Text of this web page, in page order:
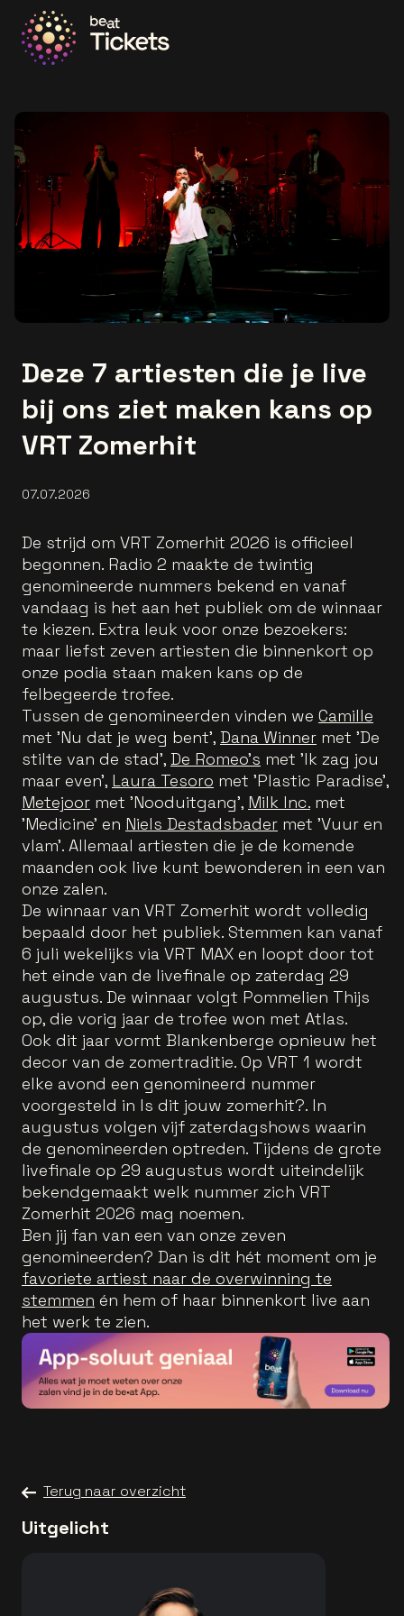
Deze 7 artiesten die je live
bij ons ziet maken kans op
VRT Zomerhit
07.07.2026
De strijd om VRT Zomerhit 2026 is officieel
begonnen. Radio 2 maakte de twintig
genomineerde nummers bekend en vanaf
vandaag is het aan het publiek om de winnaar
te kiezen. Extra leuk voor onze bezoekers:
maar liefst zeven artiesten die binnenkort op
onze podia staan maken kans op de
felbegeerde trofee.
Tussen de genomineerden vinden we Camille
met 'Nu dat je weg bent', Dana Winner met 'De
stilte van de stad', De Romeo's met 'Ik zag jou
maar even', Laura Tesoro met 'Plastic Paradise',
Metejoor met 'Nooduitgang', Milk Inc. met
'Medicine' en Niels Destadsbader met 'Vuur en
vlam'. Allemaal artiesten die je de komende
maanden ook live kunt bewonderen in een van
onze zalen.
De winnaar van VRT Zomerhit wordt volledig
bepaald door het publiek. Stemmen kan vanaf
6 juli wekelijks via VRT MAX en loopt door tot
het einde van de livefinale op zaterdag 29
augustus. De winnaar volgt Pommelien Thijs
op, die vorig jaar de trofee won met Atlas.
Ook dit jaar vormt Blankenberge opnieuw het
decor van de zomertraditie. Op VRT 1 wordt
elke avond een genomineerd nummer
voorgesteld in Is dit jouw zomerhit?. In
augustus volgen vijf zaterdagshows waarin
de genomineerden optreden. Tijdens de grote
livefinale op 29 augustus wordt uiteindelijk
bekendgemaakt welk nummer zich VRT
Zomerhit 2026 mag noemen.
Ben jij fan van een van onze zeven
genomineerden? Dan is dit hét moment om je
favoriete artiest naar de overwinning te
stemmen én hem of haar binnenkort live aan
het werk te zien.
Terug naar overzicht
Uitgelicht